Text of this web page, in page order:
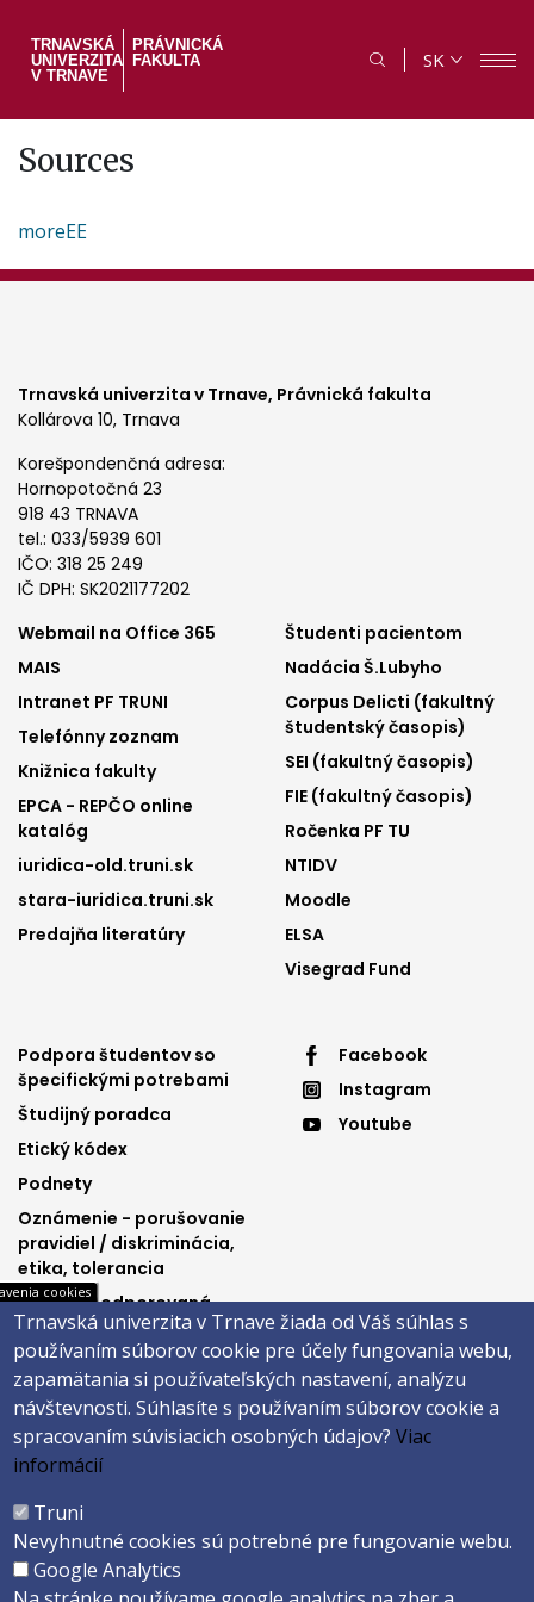
hlavný
TRNAVSKÁ
UNIVERZITA
V TRNAVE
PRÁVNICKÁ
FAKULTA
SK
Sources
moreEE
Trnavská univerzita v Trnave, Právnická fakulta
Kollárova 10, Trnava
Korešpondenčná adresa:
Hornopotočná 23
918 43 TRNAVA
tel.: 033/5939 601
IČO: 318 25 249
IČ DPH: SK2021177202
Footer
menu
1
Webmail na Office 365
MAIS
Intranet PF TRUNI
Telefónny zoznam
Knižnica fakulty
EPCA - REPČO online
katalóg
iuridica-old.truni.sk
stara-iuridica.truni.sk
Predajňa literatúry
Footer
menu
2
Študenti pacientom
Nadácia Š.Lubyho
Corpus Delicti (fakultný
študentský časopis)
SEI (fakultný časopis)
FIE (fakultný časopis)
Ročenka PF TU
NTIDV
Moodle
ELSA
Visegrad Fund
Footer
menu
3
Podpora študentov so
špecifickými potrebami
Študijný poradca
Etický kódex
Podnety
Oznámenie - porušovanie
pravidiel / diskriminácia,
etika, tolerancia
Výučba podporovaná
Ministerstvom
spravodlivosti SR
Footer
menu
Facebook
Instagram
Youtube
Päta
Vyhlásenie o prístupnosti
Copyright ©2026 Právnická fakulta · Trnavská univerzita v Trnave
cookies
Trnavská univerzita v Trnave žiada od Váš súhlas s
používaním súborov cookie pre účely fungovania webu,
zapamätania si používateľských nastavení, analýzu
návštevnosti. Súhlasíte s používaním súborov cookie a
spracovaním súvisiacich osobných údajov?Viac
informácií
Truni
Nevyhnutné cookies sú potrebné pre fungovanie webu.
Google Analytics